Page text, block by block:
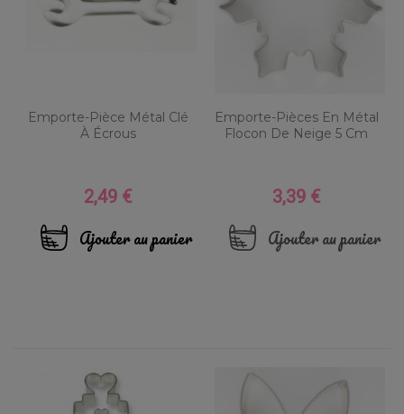
Emporte-Pièce Métal Clé
À Écrous
Prix
2,49 €
Ajouter au panier
Emporte-Pièces En Métal
Flocon De Neige 5 Cm
Prix
3,39 €
Ajouter au panier